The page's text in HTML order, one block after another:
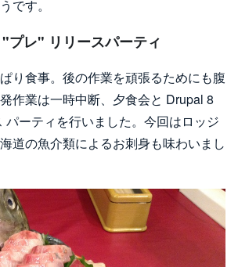
です。
プレ" リリースパーティ
り食事。後の作業を頑張るためにも腹
作業は一時中断、夕食会と Drupal 8
パーティを行いました。今回はロッジ
道の魚介類によるお刺身も味わいまし